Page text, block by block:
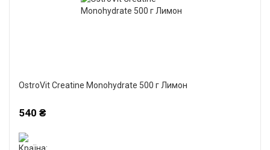
OstroVit Creatine Monohydrate 500 г Лимон
540 ₴